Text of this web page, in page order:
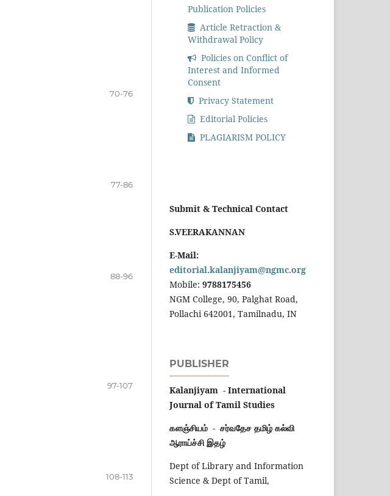
70-76
77-86
88-96
97-107
108-113
Publication Policies
Article Retraction &
Withdrawal Policy
Policies on Conflict of
Interest and Informed
Consent
Privacy Statement
Editorial Policies
PLAGIARISM POLICY
Submit & Technical Contact
S.VEERAKANNAN
E-Mail:
editorial.kalanjiyam@ngmc.org
Mobile: 9788175456
NGM College, 90, Palghat Road,
Pollachi 642001, Tamilnadu, IN
PUBLISHER
Kalanjiyam - International
Journal of Tamil Studies
களஞ்சியம் - சர்வதேச தமிழ் கல்வி
ஆராய்ச்சி இதழ்
Dept of Library and Information
Science & Dept of Tamil,